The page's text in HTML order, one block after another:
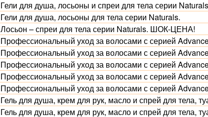
Гели для душа, лосьоны и спреи для тела серии
Гели для душа, лосьоны для тела серии Naturals.
Лосьон – спреи для тела серии Naturals. ШОК-ЦЕНА!
Профессиональный уход за волосами с серией
Профессиональный уход за волосами с серией
Профессиональный уход за волосами с серией
Профессиональный уход за волосами с серией
Профессиональный уход за волосами с серией
Гель для душа, крем для рук, масло и спрей для тела,
Гель для душа, крем для рук, масло и спрей для тела,